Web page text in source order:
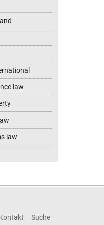
law
law
Suche